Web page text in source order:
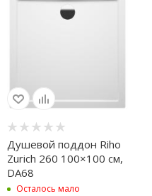
Душевой поддон Riho
Zurich 260 100×100 см,
DA68
Осталось мало